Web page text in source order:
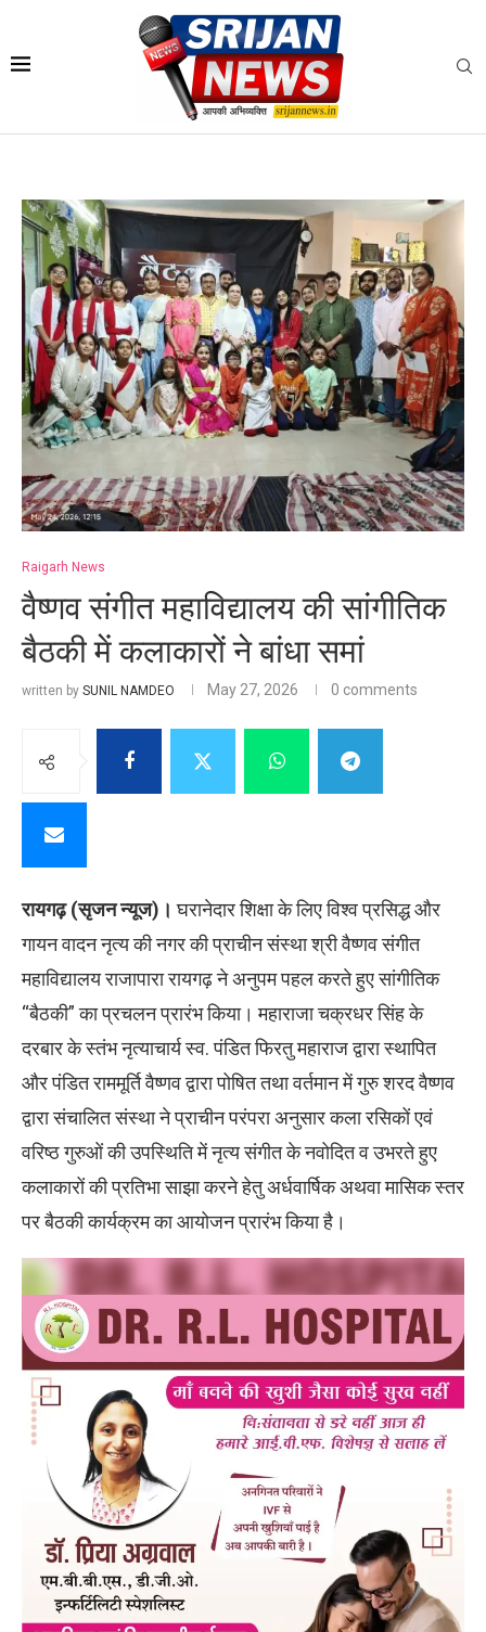
Raigarh News
वैष्णव संगीत महाविद्यालय की सांगीतिक
बैठकी में कलाकारों ने बांधा समां
written by SUNIL NAMDEO May 27, 2026 0 comments
रायगढ़ (सृजन न्यूज)।घरानेदार शिक्षा के लिए विश्व प्रसिद्ध और
गायन वादन नृत्य की नगर की प्राचीन संस्था श्री वैष्णव संगीत
महाविद्यालय राजापारा रायगढ़ ने अनुपम पहल करते हुए सांगीतिक
“बैठकी” का प्रचलन प्रारंभ किया। महाराजा चक्रधर सिंह के
दरबार के स्तंभ नृत्याचार्य स्व. पंडित फिरतु महाराज द्वारा स्थापित
और पंडित राममूर्ति वैष्णव द्वारा पोषित तथा वर्तमान में गुरु शरद वैष्णव
द्वारा संचालित संस्था ने प्राचीन परंपरा अनुसार कला रसिकों एवं
वरिष्ठ गुरुओं की उपस्थिति में नृत्य संगीत के नवोदित व उभरते हुए
कलाकारों की प्रतिभा साझा करने हेतु अर्धवार्षिक अथवा मासिक स्तर
पर बैठकी कार्यक्रम का आयोजन प्रारंभ किया है।